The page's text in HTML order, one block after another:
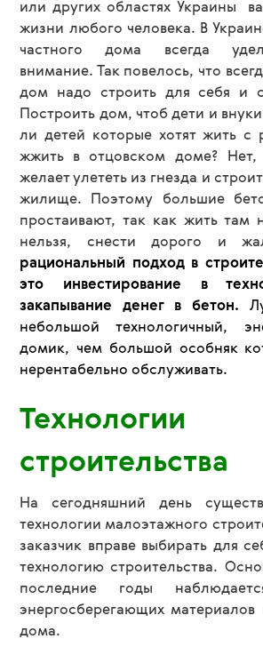
или других областях Украины
жизни любого человека. В
частного дома всегда
внимание. Так повелось, что
дом надо строить для себя и
Построить дом, чтоб дети и
ли детей которые хотят жить с
жжить в отцовском доме? Нет,
желает улететь из гнезда и
жилище. Поэтому большие
простаивают, так как жить там
нельзя, снести дорого и
рациональный подход в
это инвестирование в
закапывание денег в бетон.
небольшой технологичный,
домик, чем большой особняк
нерентабельно обслуживать.
Технологии
строительства
На сегодняшний день
технологии малоэтажного
заказчик вправе выбирать для
технологию строительства.
последние годы
энергосберегающих материалов
дома.